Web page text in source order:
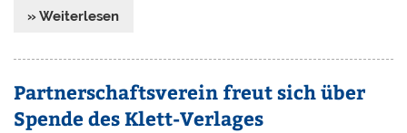
» Weiterlesen
Partnerschaftsverein freut sich über
Spende des Klett-Verlages